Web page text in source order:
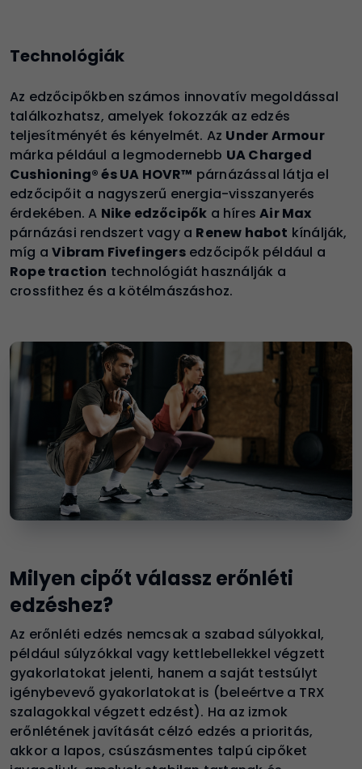
Technológiák
Az edzőcipőkben számos innovatív megoldással
találkozhatsz, amelyek fokozzák az edzés
teljesítményét és kényelmét. Az Under Armour
márka például a legmodernebb UA Charged
Cushioning® és UA HOVR™ párnázással látja el
edzőcipőit a nagyszerű energia-visszanyerés
érdekében. A Nike edzőcipők a híresAir Max
párnázási rendszert vagy a Renew habot kínálják,
míg aVibram Fivefingersedzőcipők például a
Rope traction technológiát használják a
crossfithez és a kötélmászáshoz.
Milyen cipőt válassz erőnléti
edzéshez?
Az erőnléti edzés nemcsak a szabad súlyokkal,
például súlyzókkal vagy kettlebellekkel végzett
gyakorlatokat jelenti, hanem a saját testsúlyt
igénybevevő gyakorlatokat is (beleértve a TRX
szalagokkal végzett edzést). Ha az izmok
erőnlétének javítását célzó edzés a prioritás,
akkor a lapos, csúszásmentes talpú cipőket